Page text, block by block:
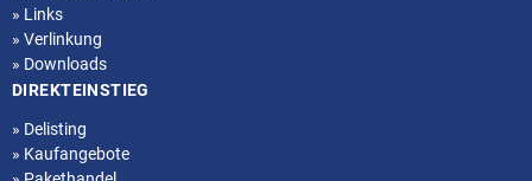
» Links
» Verlinkung
» Downloads
DIREKTEINSTIEG
» Delisting
» Kaufangebote